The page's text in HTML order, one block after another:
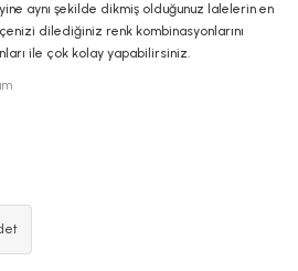
aynı şekilde dikmiş olduğunuz lalelerin en
dilediğiniz renk kombinasyonlarını
ile çok kolay yapabilirsiniz.